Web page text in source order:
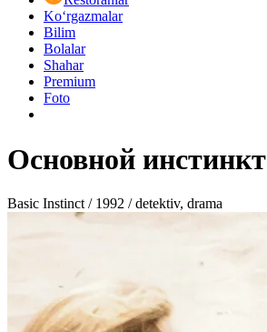
Ko‘rgazmalar
Bilim
Bolalar
Shahar
Premium
Foto
Основной инстинкт
Basic Instinct / 1992 / detektiv, drama